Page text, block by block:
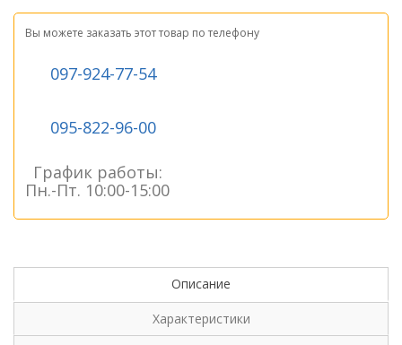
Вы можете заказать этот товар по телефону
097-924-77-54
095-822-96-00
График работы:
Пн.-Пт. 10:00-15:00
Описание
Характеристики